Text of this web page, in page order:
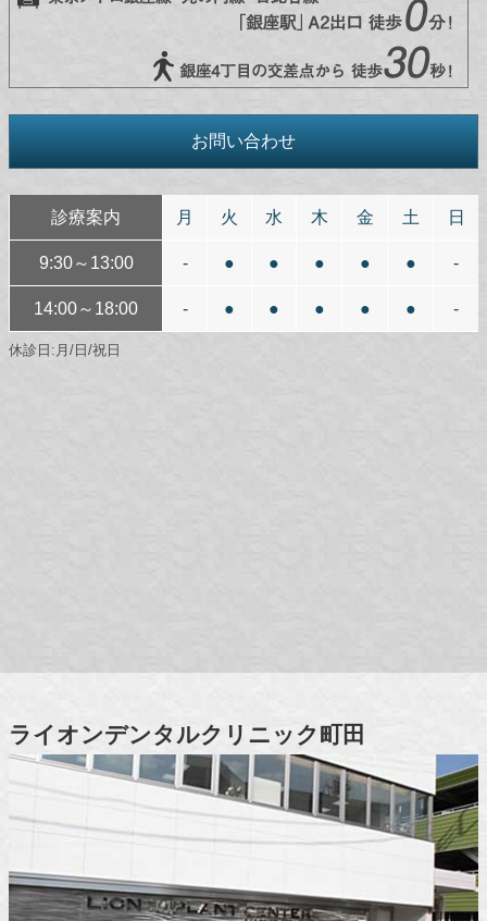
お問い合わせ
診療案内 月 火 水 木 金 土 日
9:30～13:00 - ● ● ● ● ● -
14:00～18:00 - ● ● ● ● ● -
休診日:月/日/祝日
ライオンデンタルクリニック町田